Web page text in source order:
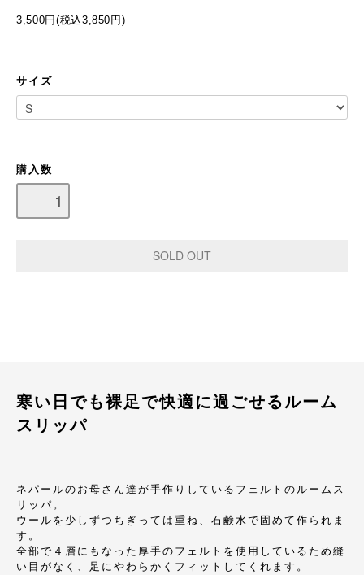
3,500円(税込3,850円)
サイズ
購入数
寒い日でも裸足で快適に過ごせるルーム
スリッパ
ネパールのお母さん達が手作りしているフェルトのルームス
リッパ。
ウールを少しずつちぎっては重ね、石鹸水で固めて作られま
す。
全部で４層にもなった厚手のフェルトを使用しているため縫
い目がなく、足にやわらかくフィットしてくれます。